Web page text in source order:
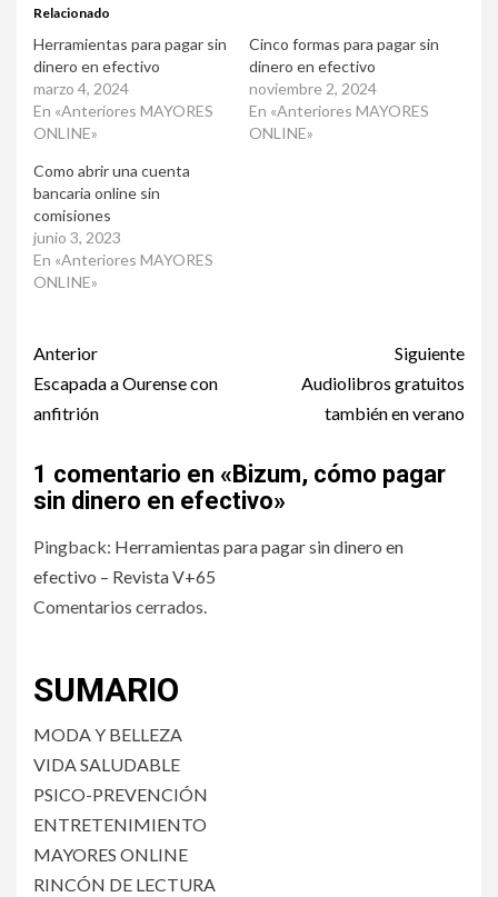
Relacionado
Herramientas para pagar sin
dinero en efectivo
marzo 4, 2024
En «Anteriores MAYORES
ONLINE»
Cinco formas para pagar sin
dinero en efectivo
noviembre 2, 2024
En «Anteriores MAYORES
ONLINE»
Como abrir una cuenta
bancaria online sin
comisiones
junio 3, 2023
En «Anteriores MAYORES
ONLINE»
Post
navigation
Anterior
Escapada a Ourense con
anfitrión
Siguiente
Audiolibros gratuitos
también en verano
1 comentario en « Bizum, cómo pagar
sin dinero en efectivo»
Pingback: Herramientas para pagar sin dinero en
efectivo – Revista V+65
Comentarios cerrados.
SUMARIO
MODA Y BELLEZA
VIDA SALUDABLE
PSICO-PREVENCIÓN
ENTRETENIMIENTO
MAYORES ONLINE
RINCÓN DE LECTURA